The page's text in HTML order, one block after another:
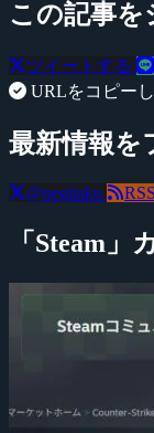
この記事を
ツイートする
URLをコピー
最新情報を
@negitaku RSS
「Steam」